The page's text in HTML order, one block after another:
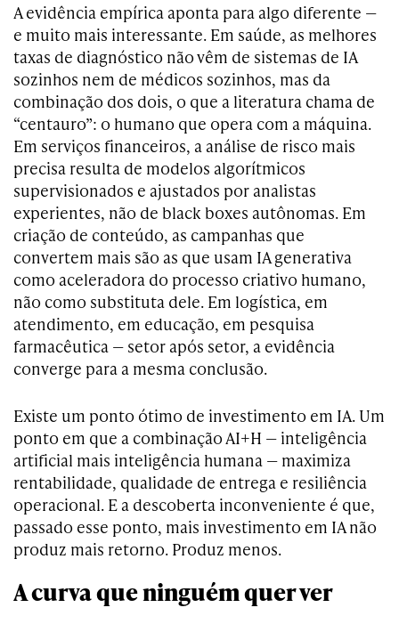
A evidência empírica aponta para algo diferente —
e muito mais interessante. Em saúde, as melhores
taxas de diagnóstico não vêm de sistemas de IA
sozinhos nem de médicos sozinhos, mas da
combinação dos dois, o que a literatura chama de
“centauro”: o humano que opera com a máquina.
Em serviços financeiros, a análise de risco mais
precisa resulta de modelos algorítmicos
supervisionados e ajustados por analistas
experientes, não de black boxes autônomas. Em
criação de conteúdo, as campanhas que
convertem mais são as que usam IA generativa
como aceleradora do processo criativo humano,
não como substituta dele. Em logística, em
atendimento, em educação, em pesquisa
farmacêutica — setor após setor, a evidência
converge para a mesma conclusão.
Existe um ponto ótimo de investimento em IA. Um
ponto em que a combinação AI+H — inteligência
artificial mais inteligência humana — maximiza
rentabilidade, qualidade de entrega e resiliência
operacional. E a descoberta inconveniente é que,
passado esse ponto, mais investimento em IA não
produz mais retorno. Produz menos.
A curva que ninguém quer ver